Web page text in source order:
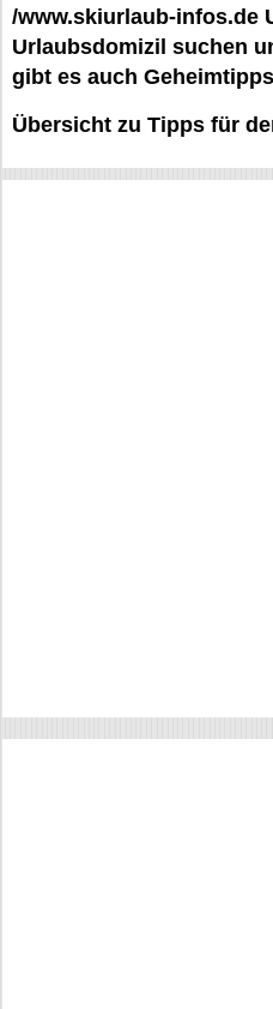
/www.skiurlaub-infos.de
Urlaubsdomizil suchen
gibt es auch
Übersicht zu Tipps für